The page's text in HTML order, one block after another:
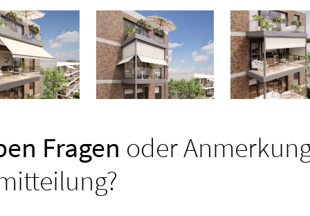
Fragen oder